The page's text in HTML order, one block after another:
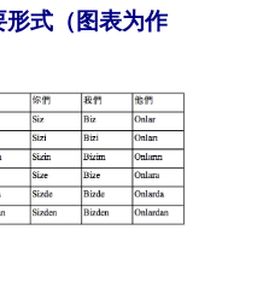
式（图表为作